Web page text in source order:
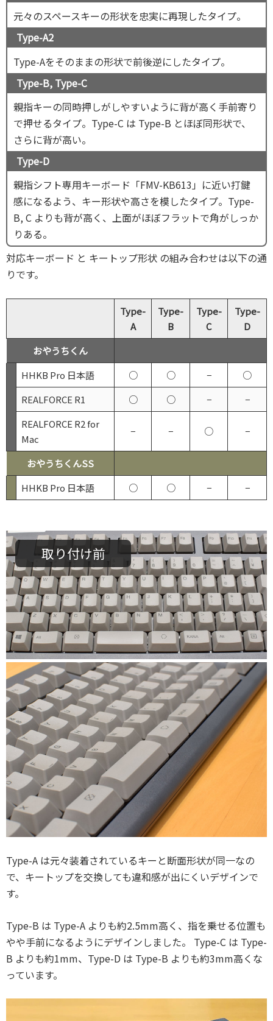
元々のスペースキーの形状を忠実に再現したタイプ。
Type-A2
Type-Aをそのままの形状で前後逆にしたタイプ。
Type-B, Type-C
親指キーの同時押しがしやすいように背が高く手前寄り
で押せるタイプ。Type-C は Type-B とほぼ同形状で、
さらに背が高い。
Type-D
親指シフト専用キーボード「FMV-KB613」に近い打鍵
感になるよう、キー形状や高さを模したタイプ。Type-
B, C よりも背が高く、上面がほぼフラットで角がしっか
りある。
対応キーボード と キートップ形状 の組み合わせは以下の通
りです。
Type-
A
Type-
B
Type-
C
Type-
D
おやうちくん
HHKB Pro 日本語
○ ○ −
○
REALFORCE R1
○ ○ −
−
REALFORCE R2 for
Mac
− − ○ −
おやうちくんSS
HHKB Pro 日本語
○ ○ − −
Type-A
取り付け前
Type-A は元々装着されているキーと断面形状が同一なの
で、キートップを交換しても違和感が出にくいデザインで
す。
Type-B は Type-A よりも約2.5mm高く、指を乗せる位置も
やや手前になるようにデザインしました。 Type-C は Type-
B よりも約1mm、Type-D は Type-B よりも約3mm高くな
っています。